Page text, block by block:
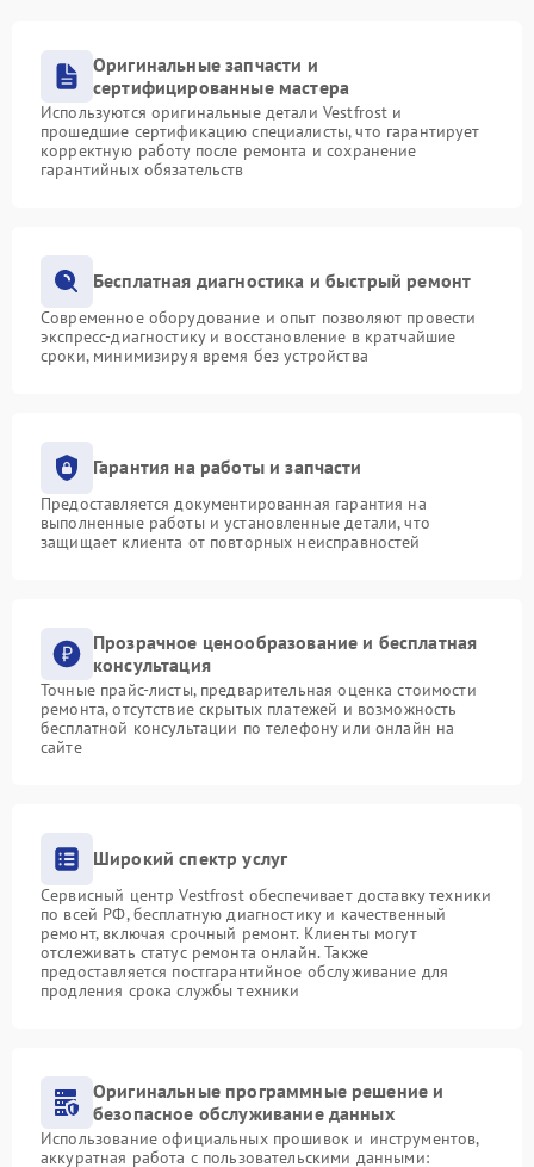
Оригинальные запчасти и
сертифицированные мастера
Используются оригинальные детали Vestfrost и
прошедшие сертификацию специалисты, что гарантирует
корректную работу после ремонта и сохранение
гарантийных обязательств
Бесплатная диагностика и быстрый ремонт
Современное оборудование и опыт позволяют провести
экспресс-диагностику и восстановление в кратчайшие
сроки, минимизируя время без устройства
Гарантия на работы и запчасти
Предоставляется документированная гарантия на
выполненные работы и установленные детали, что
защищает клиента от повторных неисправностей
Прозрачное ценообразование и бесплатная
консультация
Точные прайс-листы, предварительная оценка стоимости
ремонта, отсутствие скрытых платежей и возможность
бесплатной консультации по телефону или онлайн на
сайте
Широкий спектр услуг
Сервисный центр Vestfrost обеспечивает доставку техники
по всей РФ, бесплатную диагностику и качественный
ремонт, включая срочный ремонт. Клиенты могут
отслеживать статус ремонта онлайн. Также
предоставляется постгарантийное обслуживание для
продления срока службы техники
Оригинальные программные решение и
безопасное обслуживание данных
Использование официальных прошивок и инструментов,
аккуратная работа с пользовательскими данными: